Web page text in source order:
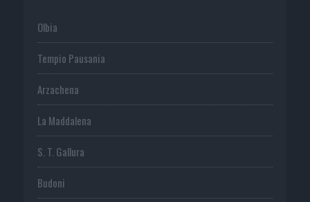
Olbia
Tempio Pausania
Arzachena
La Maddalena
S. T. Gallura
Budoni